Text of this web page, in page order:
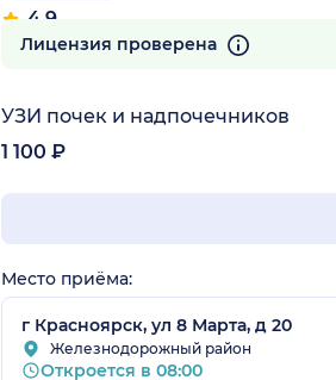
4.9
139 отзывов
Лицензия проверена
УЗИ почек и надпочечников
1 100 ₽
Место приёма:
г Красноярск, ул 8 Марта, д 20
Железнодорожный район
Откроется в 08:00